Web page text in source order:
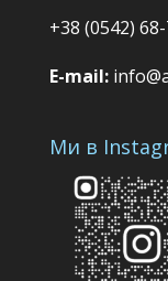
+38 (0542)
E-mail:
Ми в